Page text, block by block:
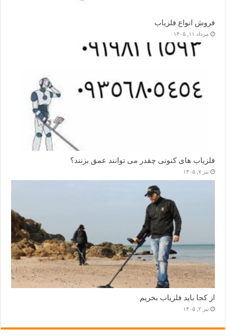
فروش انواع فلزیاب
مرداد ۱۱, ۱۴۰۵
فلزیاب های کنونی چقدر می توانند عمق بزنند؟
تیر ۷, ۱۴۰۵
از کجا باید فلزیاب بخریم
تیر ۲, ۱۴۰۵